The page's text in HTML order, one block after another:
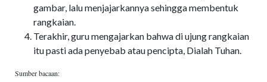
gambar, lalu menjajarkannya sehingga membentuk
rangkaian.
Terakhir, guru mengajarkan bahwa di ujung rangkaian
itu pasti ada penyebab atau pencipta, Dialah Tuhan.
Sumber bacaan: